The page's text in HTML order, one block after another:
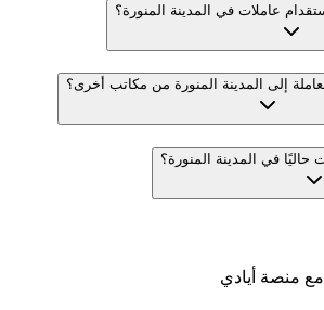
عاملات في المدينة المنورة؟
إلى المدينة المنورة من مكاتب أخرى؟
حاليًا في المدينة المنورة؟
منصة أيادي